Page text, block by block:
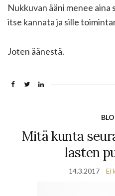
Nukkuvan ääni menee aina
itse kannata ja sille
Joten äänestä.
Mitä kunta
lasten
14.3.2017 Ei